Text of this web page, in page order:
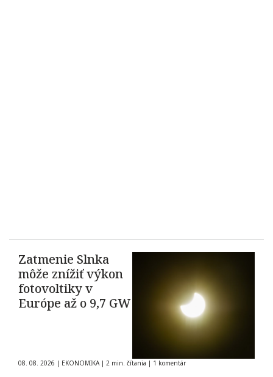
Zatmenie Slnka
môže znížiť výkon
fotovoltiky v
Európe až o 9,7 GW
08. 08. 2026 | EKONOMIKA | 2 min. čítania | 1 komentár